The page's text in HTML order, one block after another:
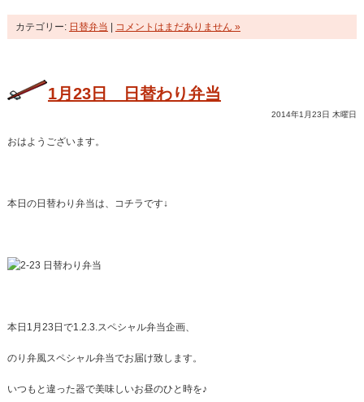
カテゴリー: 日替弁当 コメントはまだありません »
1月23日 日替わり弁当
2014年1月23日 木曜日
おはようございます。
本日の日替わり弁当は、コチラです↓
本日1月23日で1.2.3.スペシャル弁当企画、
のり弁風スペシャル弁当でお届け致します。
いつもと違った器で美味しいお昼のひと時を♪